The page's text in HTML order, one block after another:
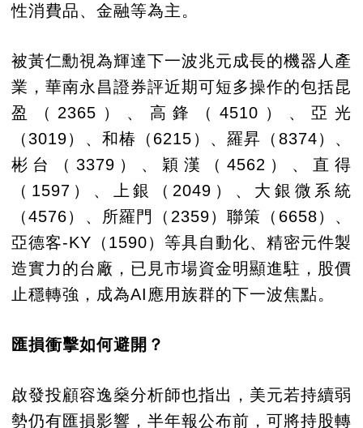
性消費品、金融等為主。
被黃仁勳視為輝達下一波兆元成長的機器人產
業，華南永昌證券評近期可短多操作的包括昆
盈（2365）、高鋒（4510）、亞光
（3019）、和椿（6215）、羅昇（8374）、
彬台（3379）、穎漢（4562）、直得
（1597）、上銀（2049）、大銀微系統
（4576）、所羅門（2359）聯策（6658）、
亞德客-KY（1590）等具自動化、精密元件製
造實力的台廠，已見市場資金明顯進駐，股價
止穩轉強，成為AI應用族群的下一波焦點。
匯損衝擊如何避開？
啟發投顧容逸燊分析師也指出，美元若持續弱
勢仍有匯損影響，半年報公布前，可將持股轉